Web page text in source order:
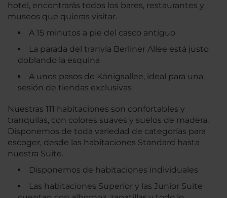
hotel, encontrarás todos los bares, restaurantes y
museos que quieras visitar.
A 15 minutos a pie del casco antiguo
La parada del tranvía Berliner Allee está justo
doblando la esquina
A unos pasos de Königsallee, ideal para una
sesión de tiendas exclusivas
Nuestras 111 habitaciones son confortables y
tranquilas, con colores suaves y suelos de madera.
Disponemos de toda variedad de categorías para
escoger, desde las habitaciones Standard hasta
nuestra Suite.
Disponemos de habitaciones individuales
Las habitaciones Superior y las Junior Suite